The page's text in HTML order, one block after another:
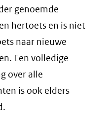
genoemde
hertoets en is niet
naar nieuwe
Een volledige
over alle
is ook elders